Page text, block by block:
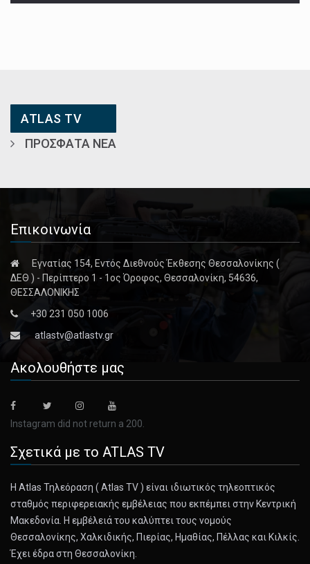
ATLAS TV
ΠΡΌΣΦΑΤΑ ΝΈΑ
Επικοινωνία
Εγνατίας 154, Εντός Διεθνούς Έκθεσης Θεσσαλονίκης (
ΔΕΘ ) - Περίπτερο 1 - 1ος Όροφος, Θεσσαλονίκη, 54636,
ΘΕΣΣΑΛΟΝΙΚΗΣ
+30 231 050 1006
atlastv@atlastv.gr
Ακολουθήστε μας
Instagram did not return a 200.
Σχετικά με το ATLAS TV
Η Atlas Τηλεόραση ( Atlas TV ) είναι ιδιωτικός τηλεοπτικός
σταθμός περιφερειακής εμβέλειας που εκπέμπει στην Κεντρική
Μακεδονία. Η εμβέλειά του καλύπτει τους νομούς
Θεσσαλονίκης, Χαλκιδικής, Πιερίας, Ημαθίας, Πέλλας και Κιλκίς.
Έχει έδρα στη Θεσσαλονίκη.